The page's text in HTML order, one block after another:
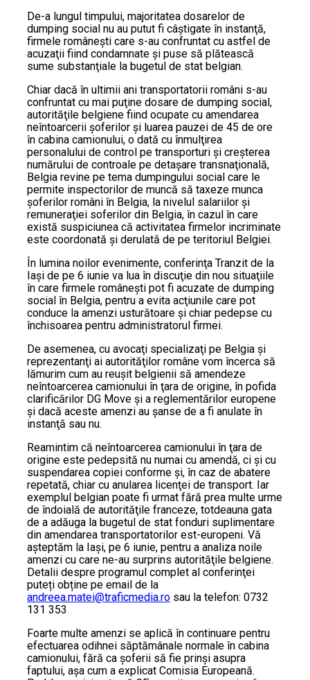
De-a lungul timpului, majoritatea dosarelor de
dumping social nu au putut fi câştigate în instanţă,
firmele româneşti care s-au confruntat cu astfel de
acuzaţii fiind condamnate şi puse să plătească
sume substanţiale la bugetul de stat belgian.
Chiar dacă în ultimii ani transportatorii români s-au
confruntat cu mai puţine dosare de dumping social,
autorităţile belgiene fiind ocupate cu amendarea
neîntoarcerii şoferilor şi luarea pauzei de 45 de ore
în cabina camionului, o dată cu înmulţirea
personalului de control pe transporturi şi creşterea
numărului de controale pe detaşare transnaţională,
Belgia revine pe tema dumpingului social care le
permite inspectorilor de muncă să taxeze munca
şoferilor români în Belgia, la nivelul salariilor şi
remuneraţiei soferilor din Belgia, în cazul în care
există suspiciunea că activitatea firmelor incriminate
este coordonată şi derulată de pe teritoriul Belgiei.
În lumina noilor evenimente, conferinţa Tranzit de la
Iaşi de pe 6 iunie va lua în discuţie din nou situaţiile
în care firmele româneşti pot fi acuzate de dumping
social în Belgia, pentru a evita acţiunile care pot
conduce la amenzi usturătoare şi chiar pedepse cu
închisoarea pentru administratorul firmei.
De asemenea, cu avocaţi specializaţi pe Belgia şi
reprezentanţi ai autorităţilor române vom încerca să
lămurim cum au reuşit belgienii să amendeze
neîntoarcerea camionului în ţara de origine, în pofida
clarificărilor DG Move şi a reglementărilor europene
şi dacă aceste amenzi au şanse de a fi anulate în
instanţă sau nu.
Reamintim că neîntoarcerea camionului în ţara de
origine este pedepsită nu numai cu amendă, ci şi cu
suspendarea copiei conforme şi, în caz de abatere
repetată, chiar cu anularea licenţei de transport. Iar
exemplul belgian poate fi urmat fără prea multe urme
de îndoială de autorităţile franceze, totdeauna gata
de a adăuga la bugetul de stat fonduri suplimentare
din amendarea transportatorilor est-europeni. Vă
aşteptăm la Iaşi, pe 6 iunie, pentru a analiza noile
amenzi cu care ne-au surprins autorităţile belgiene.
Detalii despre programul complet al conferinţei
puteți obține pe email de la
andreea.matei@traficmedia.ro sau la telefon: 0732
131 353
Foarte multe amenzi se aplică în continuare pentru
efectuarea odihnei săptămânale normale în cabina
camionului, fără ca șoferii să fie prinși asupra
faptului, așa cum a explicat Comisia Europeană.